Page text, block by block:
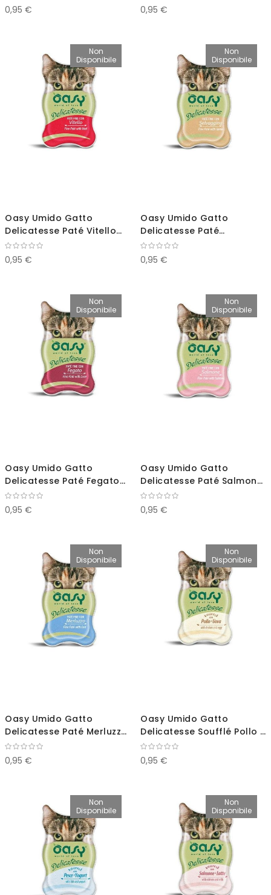
0,95 €
0,95 €
Non
Disponibile
Oasy Umido Gatto
Delicatesse Paté Vitello
85g
0,95 €
Non
Disponibile
Oasy Umido Gatto
Delicatesse Paté
Selvaggina 85g
0,95 €
Non
Disponibile
Oasy Umido Gatto
Delicatesse Paté Fegato
85g
0,95 €
Non
Disponibile
Oasy Umido Gatto
Delicatesse Paté Salmone
85g
0,95 €
Non
Disponibile
Oasy Umido Gatto
Delicatesse Paté Merluzzo
85g
0,95 €
Non
Disponibile
Oasy Umido Gatto
Delicatesse Soufflé Pollo e
Uova 85g
0,95 €
Non
Disponibile
Non
Disponibile